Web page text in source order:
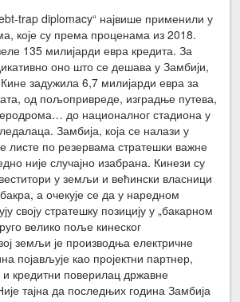
trap diplomacy“ највише применили у
које су према проценама из 2018.
135 милијарди евра кредита. За
оно што се дешава у Замбији,
Кине задужила 6,7 милијарди евра за
од пољопривреде, изградње путева,
до националног стадиона у
Замбија, која се налази у
листе по резервама стратешки важне
није случајно изабрана. Кинези су
у земљи и већински власници
а очекује се да у наредном
своју стратешку позицију у „бакарном
велико поље кинеског
земљи је производња електричне
појављује као пројектни партнер,
кредитни поверилац државне
тајна да последњих година Замбија